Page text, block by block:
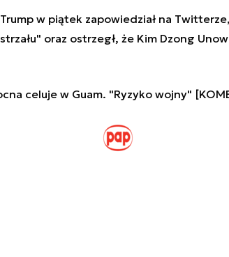
w piątek zapowiedział na
oraz ostrzegł, że Kim Dzong
celuje w Guam. "Ryzyko wojny"